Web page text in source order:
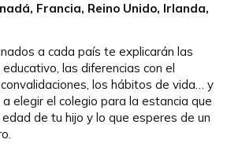
Francia, Reino Unido, Irlanda,
a cada país te explicarán las
las diferencias con el
los hábitos de vida… y
elegir el colegio para la estancia que
de tu hijo y lo que esperes de un